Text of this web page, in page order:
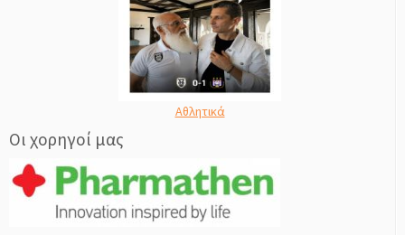
Αθλητικά
Οι χορηγοί μας